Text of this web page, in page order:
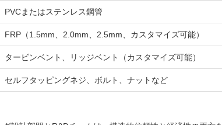
PVCまたはステンレス鋼管
FRP（1.5mm、2.0mm、2.5mm、カスタマイズ可能）
タービンベント、リッジベント（カスタマイズ可能）
セルフタッピングネジ、ボルト、ナットなど